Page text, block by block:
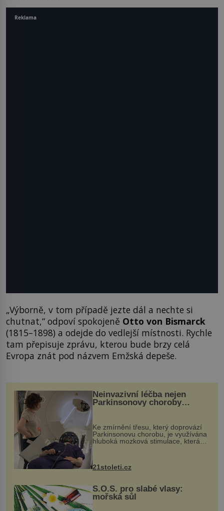
„Výborně, v tom případě jezte dál a nechte si
chutnat,“ odpoví spokojeně Otto von Bismarck
(1815–1898) a odejde do vedlejší místnosti. Rychle
tam přepisuje zprávu, kterou bude brzy celá
Evropa znát pod názvem Emžská depeše.
Neinvazivní léčba nejen
Parkinsonovy choroby
Ke zmírnění třesu, který doprovází
Parkinsonovu chorobu, je využívána
hluboká mozková stimulace, která
však vyžaduje vysoce invazivní
zákrok. Ultrazvuk zase není vhodný
k dostatečně přesnému zacílení ...
21stoleti.cz
S.O.S. pro slabé vlasy:
mořská sůl
Reklama